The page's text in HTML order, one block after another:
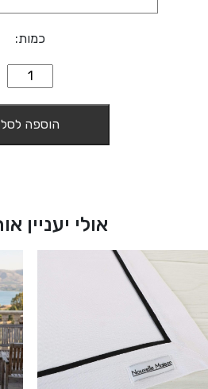
כמות:
כמות
של
סט
מצעים
לבן
הוספה לסל
אולי יעניין